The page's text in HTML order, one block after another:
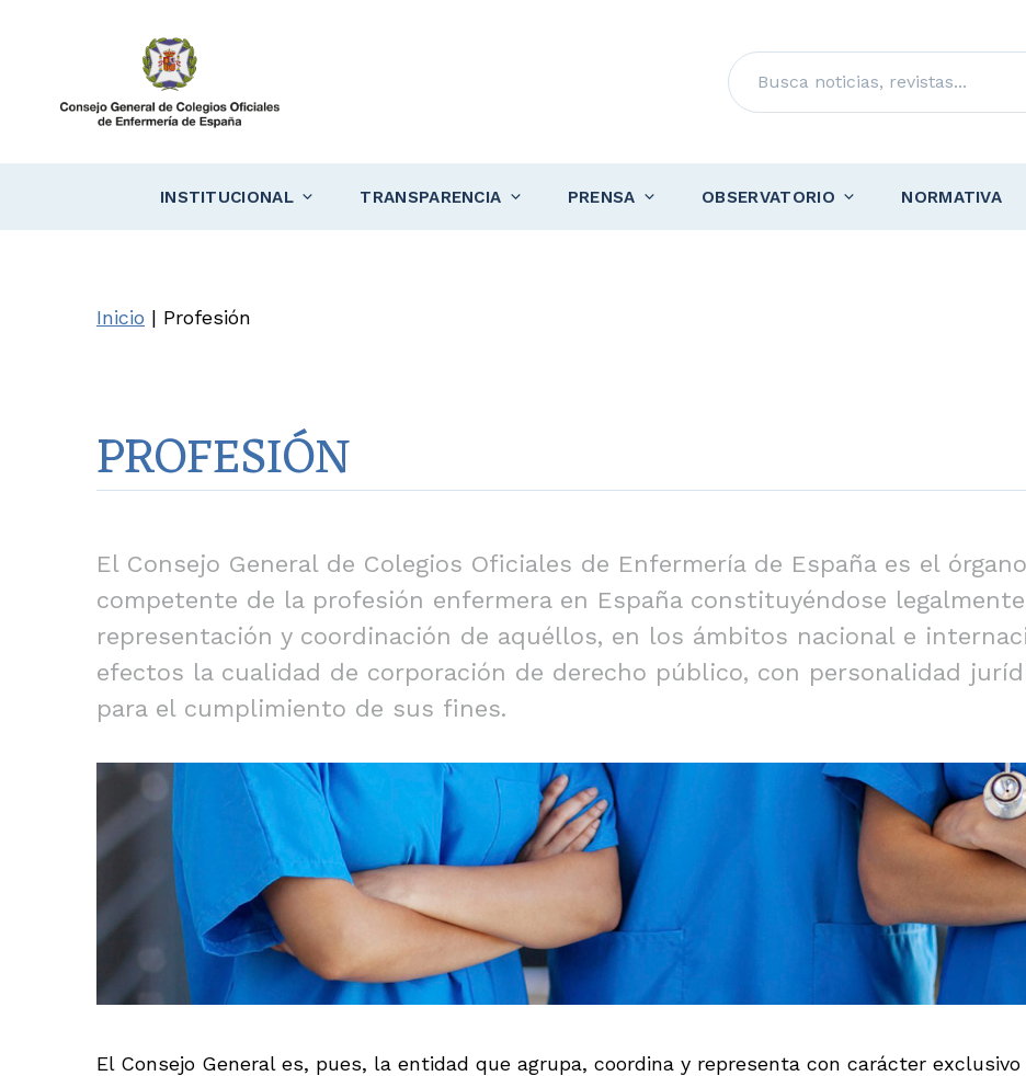
Buscar
INSTITUCIONAL TRANSPARENCIA PRENSA OBSERVATORIO NORMATIVA
Inicio | Profesión
PROFESIÓN
El Consejo General de Colegios Oficiales de Enfermería de España es el
competente de la profesión enfermera en España constituyéndose
representación y coordinación de aquéllos, en los ámbitos nacional e
efectos la cualidad de corporación de derecho público, con personalidad
para el cumplimiento de sus fines.
El Consejo General es, pues, la entidad que agrupa, coordina y representa con carácter